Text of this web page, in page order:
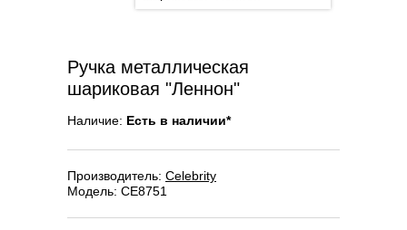
Ручка металлическая
шариковая "Леннон"
Наличие: Есть в наличии*
Производитель: Celebrity
Модель: CE8751